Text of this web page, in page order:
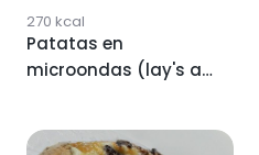
270 kcal
Patatas en
microondas (lay's al